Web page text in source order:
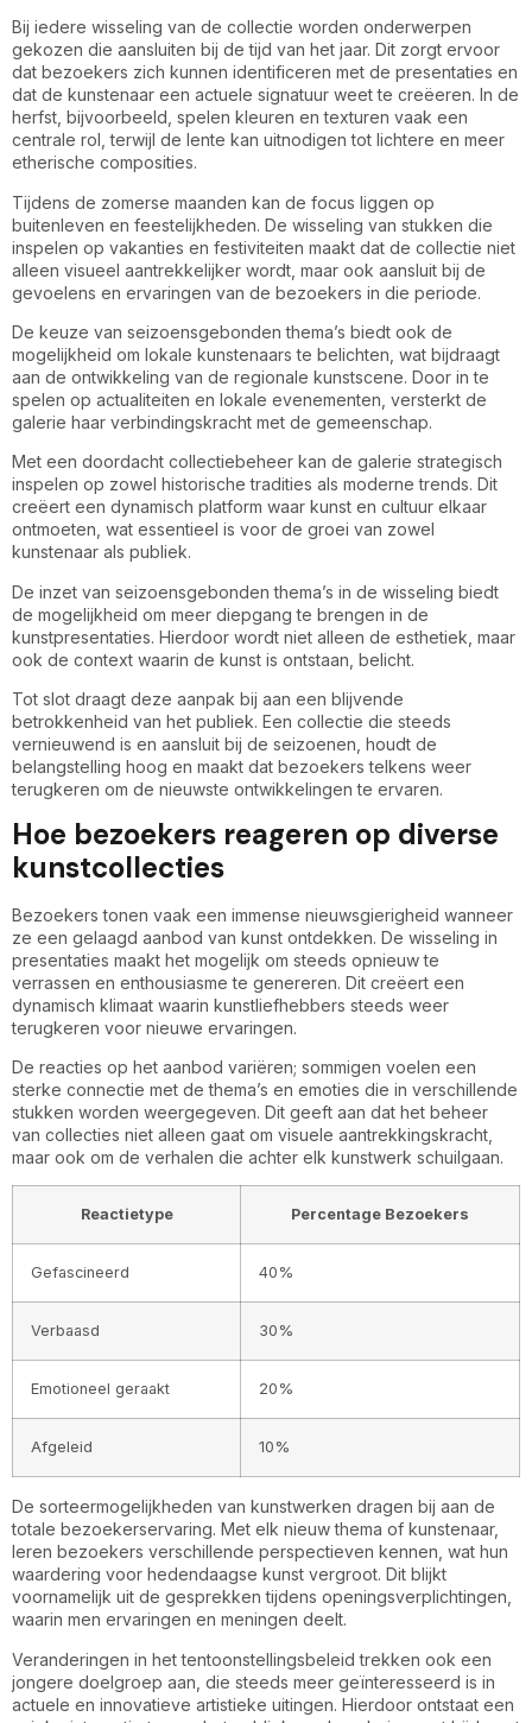
Bij iedere wisseling van de collectie worden onderwerpen
gekozen die aansluiten bij de tijd van het jaar. Dit zorgt ervoor
dat bezoekers zich kunnen identificeren met de presentaties en
dat de kunstenaar een actuele signatuur weet te creëeren. In de
herfst, bijvoorbeeld, spelen kleuren en texturen vaak een
centrale rol, terwijl de lente kan uitnodigen tot lichtere en meer
etherische composities.
Tijdens de zomerse maanden kan de focus liggen op
buitenleven en feestelijkheden. De wisseling van stukken die
inspelen op vakanties en festiviteiten maakt dat de collectie niet
alleen visueel aantrekkelijker wordt, maar ook aansluit bij de
gevoelens en ervaringen van de bezoekers in die periode.
De keuze van seizoensgebonden thema’s biedt ook de
mogelijkheid om lokale kunstenaars te belichten, wat bijdraagt
aan de ontwikkeling van de regionale kunstscene. Door in te
spelen op actualiteiten en lokale evenementen, versterkt de
galerie haar verbindingskracht met de gemeenschap.
Met een doordacht collectiebeheer kan de galerie strategisch
inspelen op zowel historische tradities als moderne trends. Dit
creëert een dynamisch platform waar kunst en cultuur elkaar
ontmoeten, wat essentieel is voor de groei van zowel
kunstenaar als publiek.
De inzet van seizoensgebonden thema’s in de wisseling biedt
de mogelijkheid om meer diepgang te brengen in de
kunstpresentaties. Hierdoor wordt niet alleen de esthetiek, maar
ook de context waarin de kunst is ontstaan, belicht.
Tot slot draagt deze aanpak bij aan een blijvende
betrokkenheid van het publiek. Een collectie die steeds
vernieuwend is en aansluit bij de seizoenen, houdt de
belangstelling hoog en maakt dat bezoekers telkens weer
terugkeren om de nieuwste ontwikkelingen te ervaren.
Hoe bezoekers reageren op diverse
kunstcollecties
Bezoekers tonen vaak een immense nieuwsgierigheid wanneer
ze een gelaagd aanbod van kunst ontdekken. De wisseling in
presentaties maakt het mogelijk om steeds opnieuw te
verrassen en enthousiasme te genereren. Dit creëert een
dynamisch klimaat waarin kunstliefhebbers steeds weer
terugkeren voor nieuwe ervaringen.
De reacties op het aanbod variëren; sommigen voelen een
sterke connectie met de thema’s en emoties die in verschillende
stukken worden weergegeven. Dit geeft aan dat het beheer
van collecties niet alleen gaat om visuele aantrekkingskracht,
maar ook om de verhalen die achter elk kunstwerk schuilgaan.
Reactietype Percentage Bezoekers
Gefascineerd 40%
Verbaasd 30%
Emotioneel geraakt 20%
Afgeleid 10%
De sorteermogelijkheden van kunstwerken dragen bij aan de
totale bezoekerservaring. Met elk nieuw thema of kunstenaar,
leren bezoekers verschillende perspectieven kennen, wat hun
waardering voor hedendaagse kunst vergroot. Dit blijkt
voornamelijk uit de gesprekken tijdens openingsverplichtingen,
waarin men ervaringen en meningen deelt.
Veranderingen in het tentoonstellingsbeleid trekken ook een
jongere doelgroep aan, die steeds meer geïnteresseerd is in
actuele en innovatieve artistieke uitingen. Hierdoor ontstaat een